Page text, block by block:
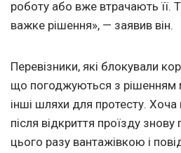
роботу або вже втрачають її.
важке рішення», — заявив він.
Перевізники, які блокували
що погоджуються з рішенням
інші шляхи для протесту. Хоча
після відкриття проїзду
цього разу вантажівкою і